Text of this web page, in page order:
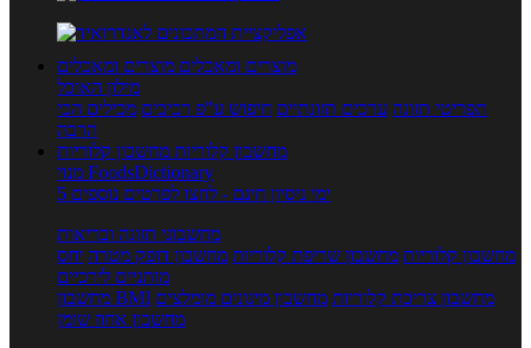
מוצרים ומאכלים מוצרים ומאכלים
מילון האוכל
תפריטי תזונה ערכים תזונתיים חיפוש ע"פ רכיבים מכילים הכי
הרבה
מחשבון קלוריות מחשבון קלוריות
מנוי FoodsDictionary
5 ימי ניסיון חינם - לחצו לפרטים נוספים
מחשבוני תזונה ובריאות
מחשבון קלוריות מחשבון שריפת קלוריות מחשבון דופק מטרה יחס
מותניים לירכיים
מחשבון BMI
מחשבון צריכת קלוריות מחשבון מינונים מומלצים
מחשבון אחוז שומן